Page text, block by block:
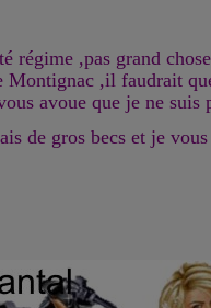
régime ,pas grand
Montignac ,il faudrait
avoue que je ne
de gros becs et je